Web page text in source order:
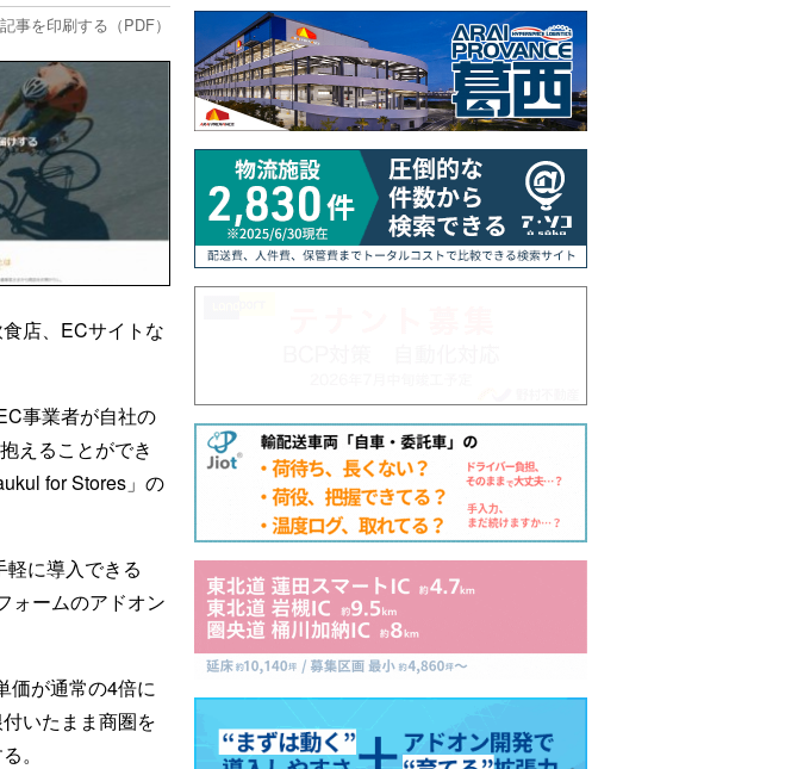
事を印刷する（PDF）
店、ECサイトな
事業者が自社の
えることができ
for Stores」の
に導入できる
ォームのアドオン
価が通常の4倍に
いたまま商圏を
。